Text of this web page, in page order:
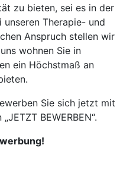
zu bieten, sei es in der
unseren Therapie- und
Anspruch stellen wir
wohnen Sie in
ein Höchstmaß an
Sie sich jetzt mit
BEWERBEN“.